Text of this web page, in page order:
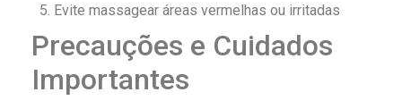
Evite massagear áreas vermelhas ou irritadas
Precauções e Cuidados
Importantes